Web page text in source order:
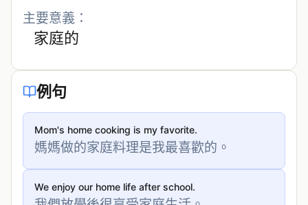
主要意義：
家庭的
例句
Mom's home cooking is my favorite.
媽媽做的家庭料理是我最喜歡的。
We enjoy our home life after school.